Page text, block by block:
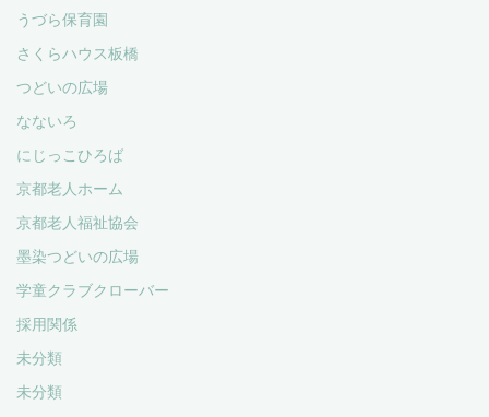
うづら保育園
さくらハウス板橋
つどいの広場
なないろ
にじっこひろば
京都老人ホーム
京都老人福祉協会
墨染つどいの広場
学童クラブクローバー
採用関係
未分類
未分類